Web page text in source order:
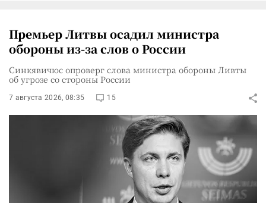
Премьер Литвы осадил министра
обороны из-за слов о России
Синкявичюс опроверг слова министра обороны Ливты
об угрозе со стороны России
7 августа 2026, 08:35 15